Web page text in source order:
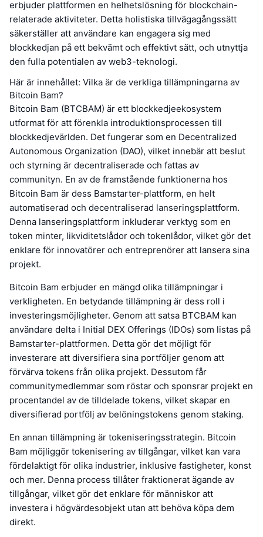
erbjuder plattformen en helhetslösning för blockchain-
relaterade aktiviteter. Detta holistiska tillvägagångssätt
säkerställer att användare kan engagera sig med
blockkedjan på ett bekvämt och effektivt sätt, och utnyttja
den fulla potentialen av web3-teknologi.
Här är innehållet: Vilka är de verkliga tillämpningarna av
Bitcoin Bam?
Bitcoin Bam (BTCBAM) är ett blockkedjeekosystem
utformat för att förenkla introduktionsprocessen till
blockkedjevärlden. Det fungerar som en Decentralized
Autonomous Organization (DAO), vilket innebär att beslut
och styrning är decentraliserade och fattas av
communityn. En av de framstående funktionerna hos
Bitcoin Bam är dess Bamstarter-plattform, en helt
automatiserad och decentraliserad lanseringsplattform.
Denna lanseringsplattform inkluderar verktyg som en
token minter, likviditetslådor och tokenlådor, vilket gör det
enklare för innovatörer och entreprenörer att lansera sina
projekt.
Bitcoin Bam erbjuder en mängd olika tillämpningar i
verkligheten. En betydande tillämpning är dess roll i
investeringsmöjligheter. Genom att satsa BTCBAM kan
användare delta i Initial DEX Offerings (IDOs) som listas på
Bamstarter-plattformen. Detta gör det möjligt för
investerare att diversifiera sina portföljer genom att
förvärva tokens från olika projekt. Dessutom får
communitymedlemmar som röstar och sponsrar projekt en
procentandel av de tilldelade tokens, vilket skapar en
diversifierad portfölj av belöningstokens genom staking.
En annan tillämpning är tokeniseringsstrategin. Bitcoin
Bam möjliggör tokenisering av tillgångar, vilket kan vara
fördelaktigt för olika industrier, inklusive fastigheter, konst
och mer. Denna process tillåter fraktionerat ägande av
tillgångar, vilket gör det enklare för människor att
investera i högvärdesobjekt utan att behöva köpa dem
direkt.